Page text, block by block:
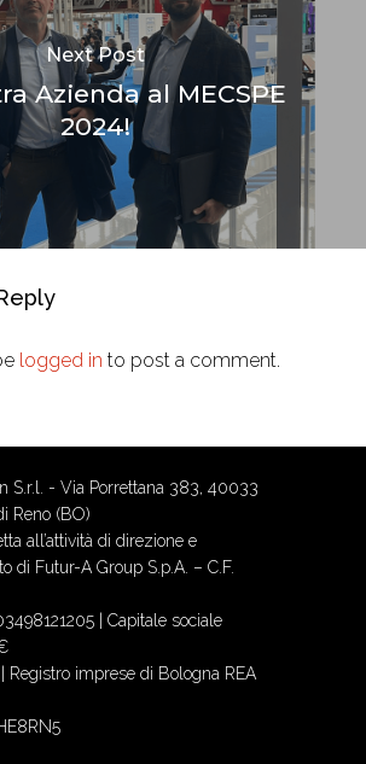
Next Post
Azienda al MECSPE
2024!
logged in to post a comment.
S.r.l. - Via Porrettana 383, 40033
Reno (BO)
all’attività di direzione e
di Futur-A Group S.p.A. – C.F.
| Capitale sociale
| Registro imprese di Bologna REA